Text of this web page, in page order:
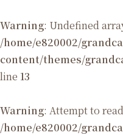
Warning: Undefined
/home/e820002/
content/themes/
line 13
Warning: Attempt to
/home/e820002/